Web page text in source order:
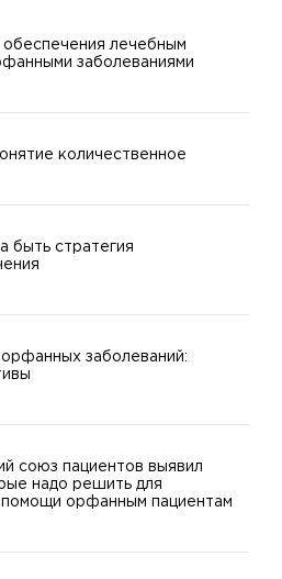
лечебным
заболеваниями
количественное
быть стратегия
заболеваний:
союз пациентов выявил
надо решить для
орфанным пациентам